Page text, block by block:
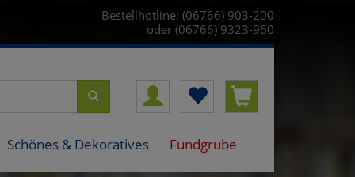
Bestellhotline: (06766) 903-200
oder (06766) 9323-960
Schönes & Dekoratives Fundgrube